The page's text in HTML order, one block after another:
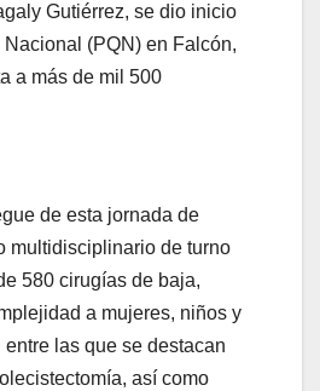
Gutiérrez, se dio inicio
(PQN) en Falcón,
a más de mil 500
de esta jornada de
multidisciplinario de turno
580 cirugías de baja,
a mujeres, niños y
las que se destacan
así como